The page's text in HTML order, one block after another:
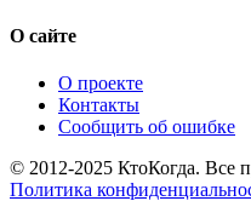
О сайте
О проекте
Контакты
Сообщить об ошибке
© 2012-2025 КтоКогда. Все
Политика